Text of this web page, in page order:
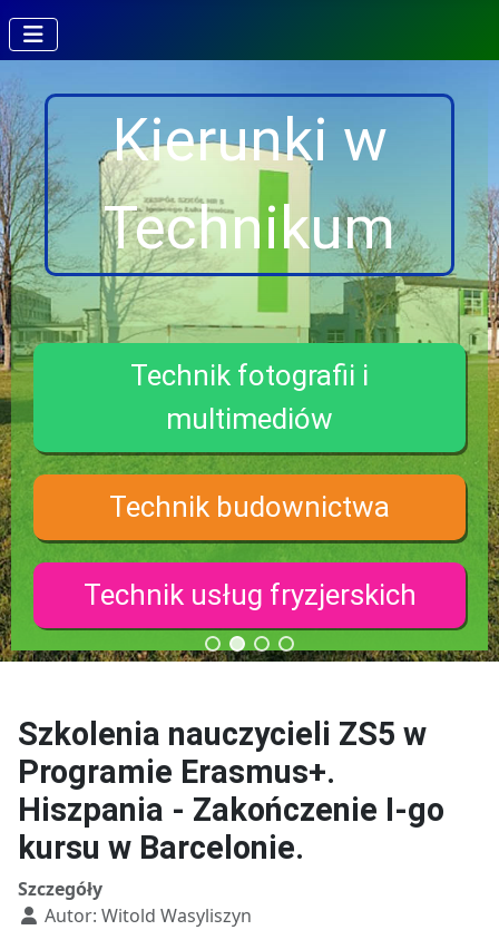
Kierunki w
Technikum
Technik fotografii i
multimediów
Technik budownictwa
Technik usług fryzjerskich
Szkolenia nauczycieli ZS5 w
Programie Erasmus+.
Hiszpania - Zakończenie I-go
kursu w Barcelonie.
Szczegóły
Autor: Witold Wasyliszyn